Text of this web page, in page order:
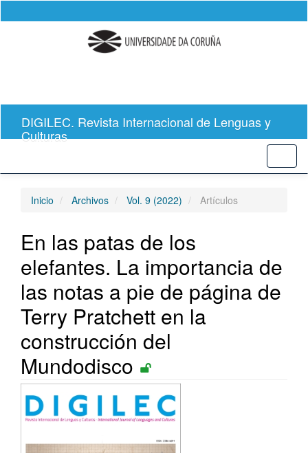
rápido
Navegación
principal
Contenido
principal
lateral
DIGILEC. Revista Internacional de Lenguas y
Culturas
Inicio Archivos Vol. 9 (2022) Artículos
En las patas de los
elefantes. La importancia de
las notas a pie de página de
Terry Pratchett en la
construcción del
Mundodisco
Barra
lateral